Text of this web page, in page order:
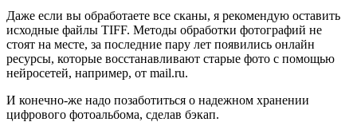
Даже если вы обработаете все сканы, я рекомендую оставить
исходные файлы TIFF. Методы обработки фотографий не
стоят на месте, за последние пару лет появились онлайн
ресурсы, которые восстанавливают старые фото с помощью
нейросетей, например, от mail.ru.
И конечно-же надо позаботиться о надежном хранении
цифрового фотоальбома, сделав бэкап.